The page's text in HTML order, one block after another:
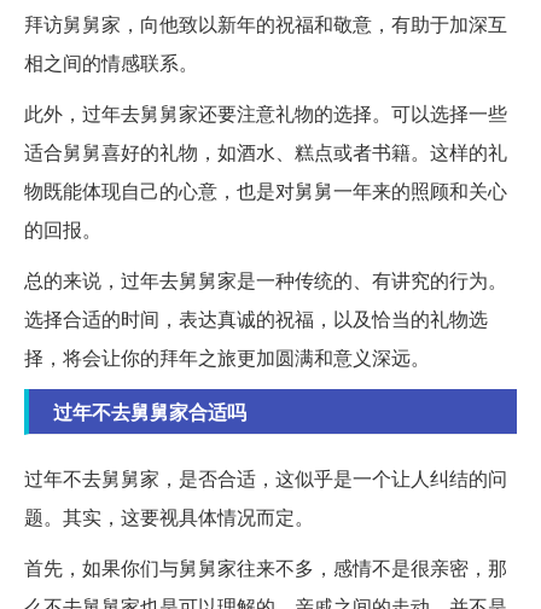
拜访舅舅家，向他致以新年的祝福和敬意，有助于加深互
相之间的情感联系。
此外，过年去舅舅家还要注意礼物的选择。可以选择一些
适合舅舅喜好的礼物，如酒水、糕点或者书籍。这样的礼
物既能体现自己的心意，也是对舅舅一年来的照顾和关心
的回报。
总的来说，过年去舅舅家是一种传统的、有讲究的行为。
选择合适的时间，表达真诚的祝福，以及恰当的礼物选
择，将会让你的拜年之旅更加圆满和意义深远。
过年不去舅舅家合适吗
过年不去舅舅家，是否合适，这似乎是一个让人纠结的问
题。其实，这要视具体情况而定。
首先，如果你们与舅舅家往来不多，感情不是很亲密，那